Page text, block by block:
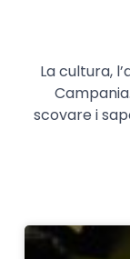
La cultura,
scovare i